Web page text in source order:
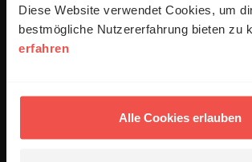
Diese Website verwendet Cookies, um
bestmögliche Nutzererfahrung bieten zu
erfahren
Alle Cookies erlauben
Verbesserung unseres Online-
ausgewertet werden. Es erfolgt
Ihrer Daten an Dritte. Näheres siehe
Alle Kommentare werden redaktionell
Veröffentlichung besteht nicht. Bitte beachten
Schreiben Ihres Kommentars unsere